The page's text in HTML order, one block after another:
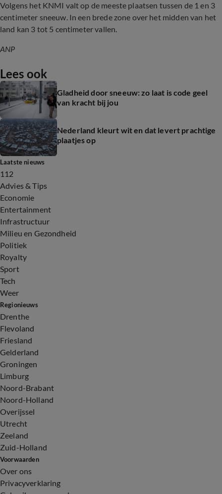
Volgens het KNMI valt op de meeste plaatsen tussen de 1 en 3
centimeter sneeuw. In een brede zone over het midden van het
land kan 3 tot 5 centimeter vallen.
ANP
Lees ook
Gladheid door sneeuw: zo laat is code geel
van kracht bij jou
Nederland kleurt wit en dat levert prachtige
plaatjes op
Laatste nieuws
112
Advies & Tips
Economie
Entertainment
Infrastructuur
Milieu en Gezondheid
Politiek
Royalty
Sport
Tech
Weer
Regionieuws
Drenthe
Flevoland
Friesland
Gelderland
Groningen
Limburg
Noord-Brabant
Noord-Holland
Overijssel
Utrecht
Zeeland
Zuid-Holland
Voorwaarden
Over ons
Privacyverklaring